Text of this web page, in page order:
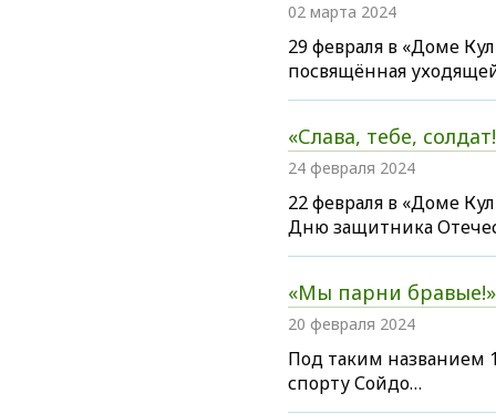
02 марта 2024
29 февраля в «Доме
посвящённая
«Слава, тебе,
24 февраля 2024
22 февраля в «Доме
Дню защитника
«Мы парни бравые!»
20 февраля 2024
Под таким названием
спорту Сойдо…